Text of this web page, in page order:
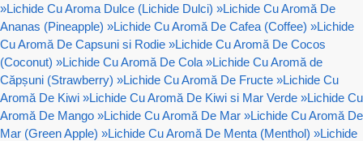
»Lichide Cu Aroma Dulce (Lichide Dulci) »Lichide Cu Aromă De
Ananas (Pineapple) »Lichide Cu Aromă De Cafea (Coffee) »Lichide
Cu Aromă De Capsuni si Rodie »Lichide Cu Aromă De Cocos
(Coconut) »Lichide Cu Aromă De Cola »Lichide Cu Aromă de
Căpșuni (Strawberry) »Lichide Cu Aromă De Fructe »Lichide Cu
Aromă De Kiwi »Lichide Cu Aromă De Kiwi si Mar Verde »Lichide Cu
Aromă De Mango »Lichide Cu Aromă De Mar »Lichide Cu Aromă De
Mar (Green Apple) »Lichide Cu Aromă De Menta (Menthol) »Lichide